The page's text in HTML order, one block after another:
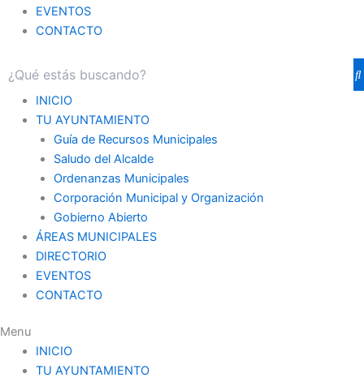
EVENTOS
CONTACTO
INICIO
TU AYUNTAMIENTO
Guía de Recursos Municipales
Saludo del Alcalde
Ordenanzas Municipales
Corporación Municipal y Organización
Gobierno Abierto
ÁREAS MUNICIPALES
DIRECTORIO
EVENTOS
CONTACTO
Menu
INICIO
TU AYUNTAMIENTO